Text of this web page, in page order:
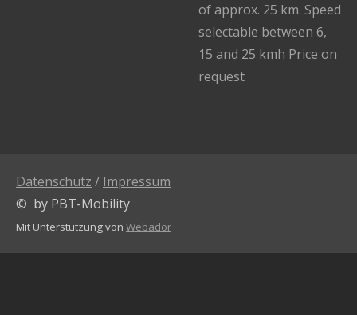
of approx. 25 km. Speed
​​selectable between 6,
15 and 25 kmh Price on
request
Datenschutz / Impressum
© by PBT-Mobility
Mit Unterstützung von Webador